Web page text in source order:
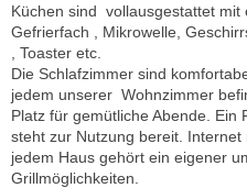
Küchen sind vollausgestattet mit
Gefrierfach , Mikrowelle,
, Toaster etc.
Die Schlafzimmer sind
jedem unserer Wohnzimmer
Platz für gemütliche Abende.
steht zur Nutzung bereit.
jedem Haus gehört ein eigener
Grillmöglichkeiten.